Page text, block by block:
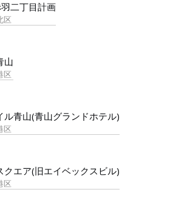
二丁目計画
区
山
区
ル青山(青山グランドホテル)
区
クエア(旧エイベックスビル)
区